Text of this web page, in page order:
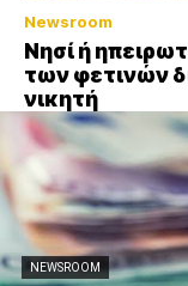
Newsroom
Νησί ή
των φετινών
νικητή
NEWSROOM